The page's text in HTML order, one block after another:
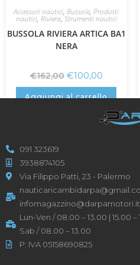
Accessori nautici, Bussole, Prodotti
nautici, Riviera,Strumenti nautici
BUSSOLA RIVIERA ARTICA BA1
NERA
€162,00 €100,00
Aggiungi al carrello
091 323619
3938874105
Via Filippo Patti, 23 - Palermo
infomagazzino@darpamotori.it
Lun-Ven / 08.00 – 13.00 | 15.00 –
Sab / 08.00 – 13.00
P: IVA 05158690825